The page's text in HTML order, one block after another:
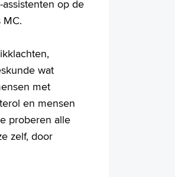
op de
wat
met
en mensen
proberen alle
zelf, door